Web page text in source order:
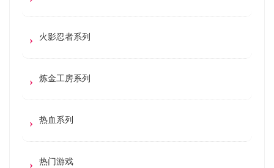
火影忍者系列
炼金工房系列
热血系列
热门游戏